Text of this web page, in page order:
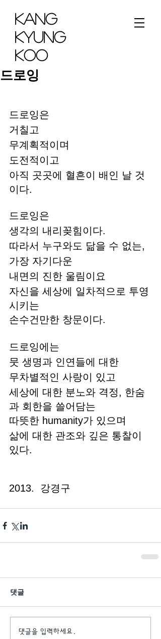
KANG
KYUNG
KOO
드로잉
드로잉은
거칠고
무계획적이며
도전적이고
아직 곳곳에 혈흔이 배인 날 것
이다.
드로잉은
생각의 내리꽂힘이다.
따라서 누구와도 닮을 수 없는,
가장 자기다운
내면의 진한 울림이요
자신을 세상에 일차적으로 투영
시키는
손수건만한 창문이다.
드로잉에는
뭇 생명과 인연들에 대한
무차별적인 사랑이 있고
세상에 대한 분노와 격정, 한숨
과 회한을 쓸어담는
따뜻한 humanity가 있으며
삶에 대한 관조와 깊은 통찰이
있다.
2013.  강경구
댓글
댓글을 입력하세요.